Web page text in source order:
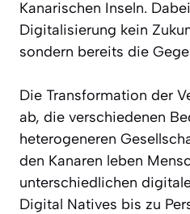
Kanarischen Inseln.
Digitalisierung kein
sondern bereits die
Die Transformation der
ab, die verschiedenen
heterogeneren
den Kanaren leben
unterschiedlichen
Digital Natives bis zu